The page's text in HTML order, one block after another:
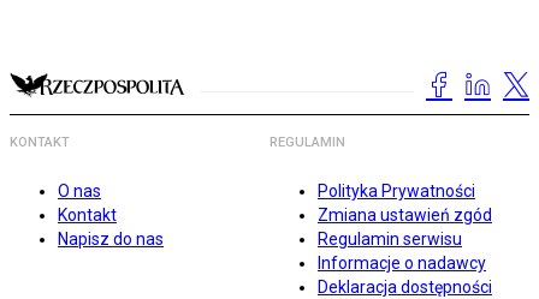
KONTAKT
O nas
Kontakt
Napisz do nas
REGULAMIN
Polityka Prywatności
Zmiana ustawień zgód
Regulamin serwisu
Informacje o nadawcy
Deklaracja dostępności